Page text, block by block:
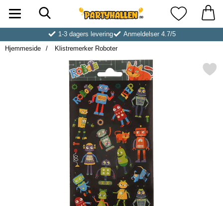
Startsiden for Partyhallen ABMine
1-3 dagers levering
Anmeldelser 4.7/5
Hjemmeside
Klistremerker Roboter
Merk klistremerker